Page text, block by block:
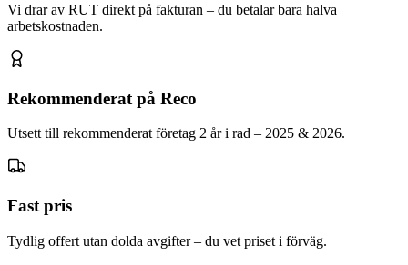
Vi drar av RUT direkt på fakturan – du betalar bara halva
arbetskostnaden.
Rekommenderat på Reco
Utsett till rekommenderat företag 2 år i rad – 2025 & 2026.
Fast pris
Tydlig offert utan dolda avgifter – du vet priset i förväg.